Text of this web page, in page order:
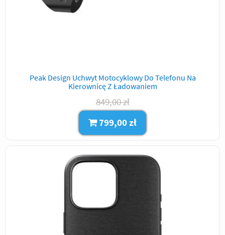
Peak Design Uchwyt Motocyklowy Do Telefonu Na
Kierownicę Z Ładowaniem
849,00 zł
799,00 zł